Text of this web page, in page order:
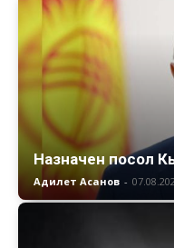
Назначен посол
Адилет Асанов -